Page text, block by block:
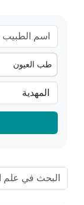
طب العيون